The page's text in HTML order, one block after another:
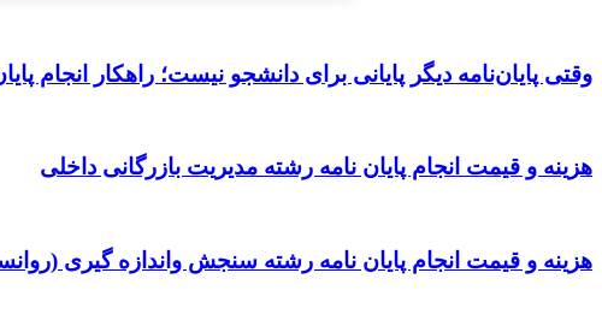
وقتی پایان‌نامه دیگر پایانی برای دانشجو نیست؛ راهکار انجام
هزینه و قیمت انجام پایان نامه رشته مدیریت بازرگانی داخلی
هزینه و قیمت انجام پایان نامه رشته سنجش واندازه گیری